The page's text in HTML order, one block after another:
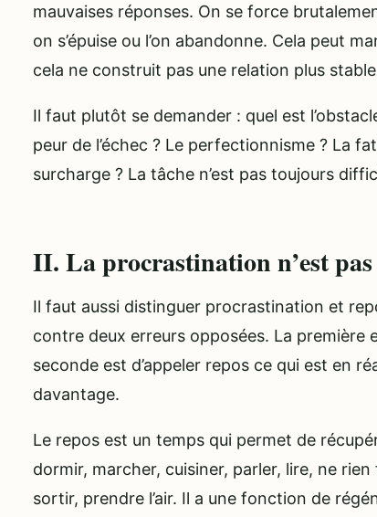
mauvaises réponses. On se force
on s’épuise ou l’on abandonne. Cela peut
cela ne construit pas une relation plus stable
Il faut plutôt se demander : quel est
peur de l’échec ? Le perfectionnisme ? La
surcharge ? La tâche n’est pas toujours
II. La procrastination n’est
Il faut aussi distinguer procrastination et
contre deux erreurs opposées. La première
seconde est d’appeler repos ce qui est en
davantage.
Le repos est un temps qui permet de
dormir, marcher, cuisiner, parler, lire, ne
sortir, prendre l’air. Il a une fonction de